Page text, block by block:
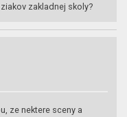
zakladnej skoly?
ze nektere sceny a